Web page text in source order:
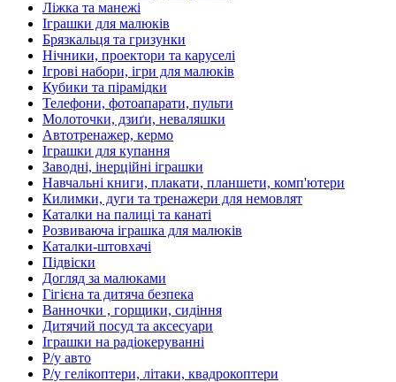
Ліжка та манежі
Іграшки для малюків
Брязкальця та гризунки
Нічники, проектори та каруселі
Ігрові набори, ігри для малюків
Кубики та пірамідки
Телефони, фотоапарати, пульти
Молоточки, дзиґи, неваляшки
Автотренажер, кермо
Іграшки для купання
Заводні, інерційні іграшки
Навчальні книги, плакати, планшети, комп'ютери
Килимки, дуги та тренажери для немовлят
Каталки на палиці та канаті
Розвиваюча іграшка для малюків
Каталки-штовхачі
Підвіски
Догляд за малюками
Гігієна та дитяча безпека
Ванночки , горщики, сидіння
Дитячий посуд та аксесуари
Іграшки на радіокеруванні
Р/у авто
Р/у гелікоптери, літаки, квадрокоптери